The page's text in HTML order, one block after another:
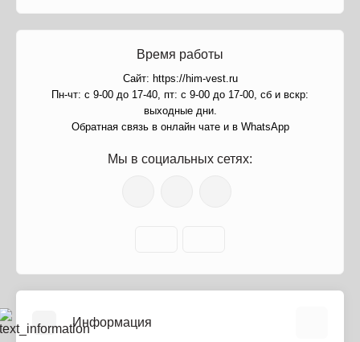
Время работы
Сайт: https://him-vest.ru
Пн-чт: с 9-00 до 17-40, пт: с 9-00 до 17-00, сб и вскр:
выходные дни.
Обратная связь в онлайн чате и в WhatsApp
Мы в социальных сетях:
Информация